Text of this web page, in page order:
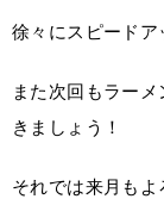
徐々にスピードア
また次回もラー
きましょう！
それでは来月もよ